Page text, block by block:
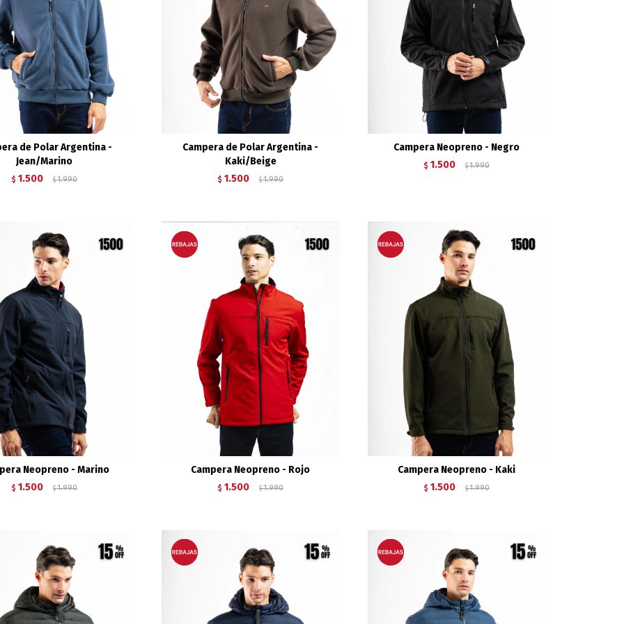
de Polar Argentina -
Jean/Marino
$ 1.500 $ 1.990
Campera de Polar Argentina -
Kaki/Beige
$ 1.500 $ 1.990
Campera Neopreno - Negro
$ 1.500 $ 1.990
Neopreno - Marino
$ 1.500 $ 1.990
Campera Neopreno - Rojo
$ 1.500 $ 1.990
Campera Neopreno - Kaki
$ 1.500 $ 1.990